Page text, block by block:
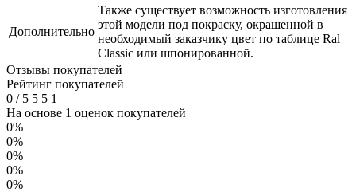
Дополнительно
Также существует возможность изготовления
этой модели под покраску, окрашенной в
необходимый заказчику цвет по таблице Ral
Classic или шпонированной.
Отзывы покупателей
Рейтинг покупателей
0 /5 5 5 1
На основе 1 оценок покупателей
0%
0%
0%
0%
0%